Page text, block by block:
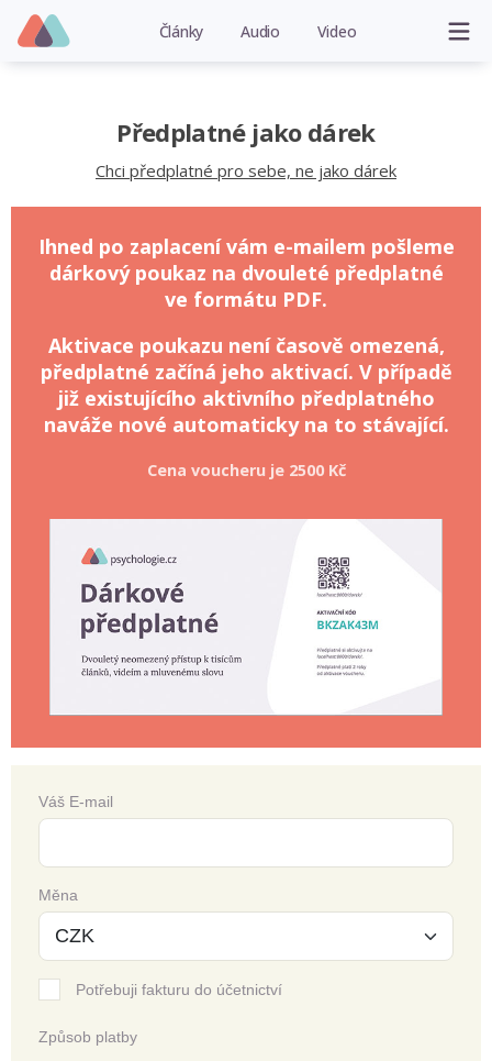
Články Audio Video
Předplatné jako dárek
Chci předplatné pro sebe, ne jako dárek
Ihned po zaplacení vám e-mailem pošleme
dárkový poukaz na dvouleté předplatné
ve formátu PDF.
Aktivace poukazu není časově omezená,
předplatné začíná jeho aktivací. V případě
již existujícího aktivního předplatného
naváže nové automaticky na to stávající.
Cena voucheru je 2500 Kč
Váš E-mail
Měna
Potřebuji fakturu do účetnictví
Způsob platby